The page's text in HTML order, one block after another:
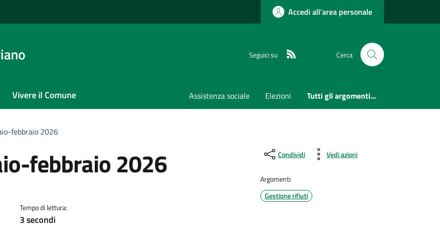
Accedi all'area personale
Seguici su Cerca
Vivere il Comune Assistenza sociale Elezioni Tutti gli argomenti...
febbraio 2026
febbraio 2026
Tempo di lettura:
3 secondi
Condividi Vedi azioni
Argomenti
Gestione rifiuti